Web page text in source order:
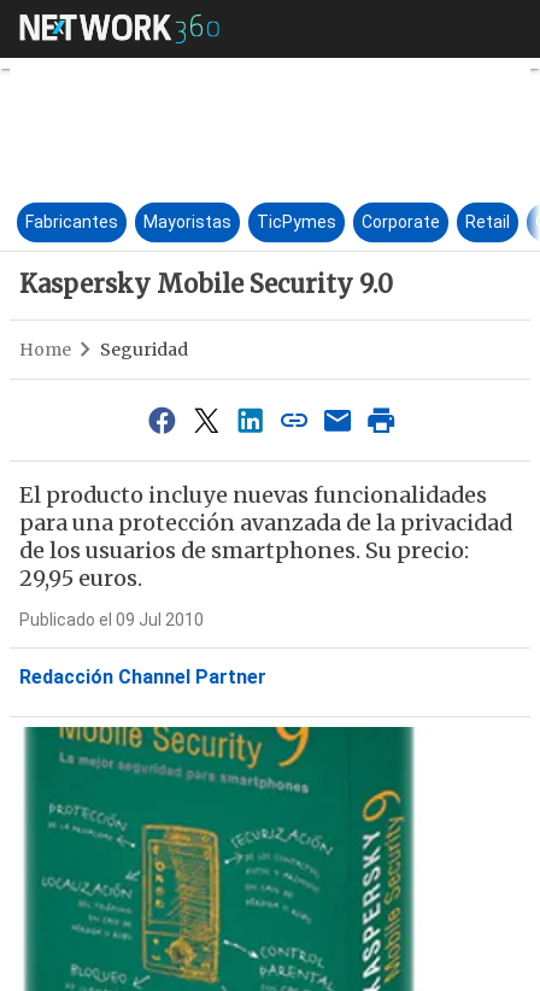
Kaspersky Mobile Security 9.0
Fabricantes Mayoristas TicPymes Corporate Retail
Kaspersky Mobile Security 9.0
Home Seguridad
El producto incluye nuevas funcionalidades
para una protección avanzada de la privacidad
de los usuarios de smartphones. Su precio:
29,95 euros.
Publicado el 09 Jul 2010
Redacción Channel Partner